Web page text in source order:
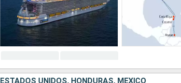
ESTADOS UNIDOS, HONDURAS, MÉXICO